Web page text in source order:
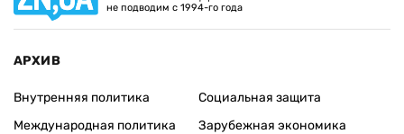
не подводим с 1994-го года
АРХИВ
Внутренняя политика
Международная политика
Социальная защита
Зарубежная экономика